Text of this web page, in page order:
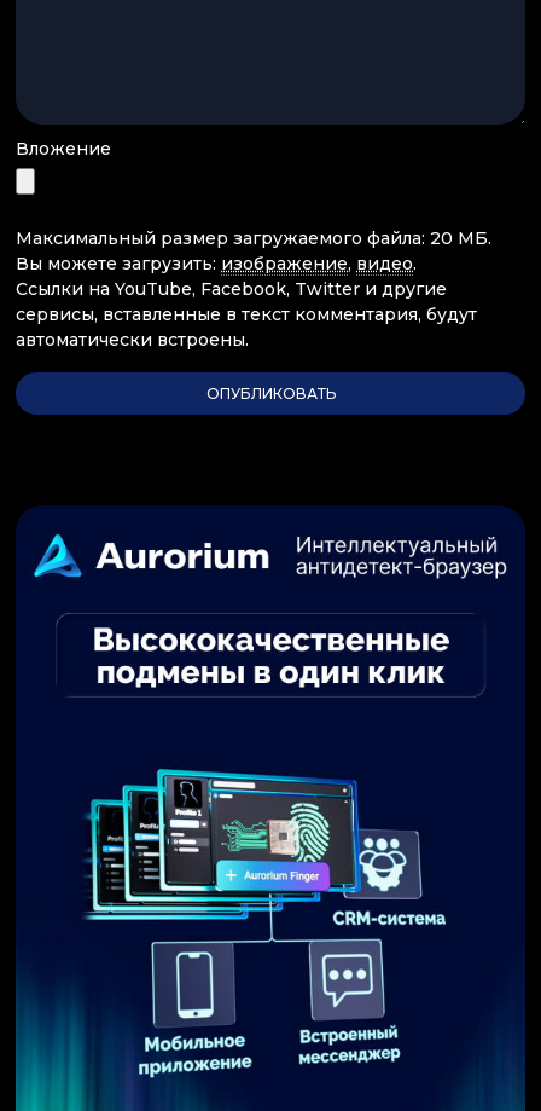
Вложение
Максимальный размер загружаемого файла: 20 МБ.
Вы можете загрузить: изображение, видео.
Ссылки на YouTube, Facebook, Twitter и другие
сервисы, вставленные в текст комментария, будут
автоматически встроены.